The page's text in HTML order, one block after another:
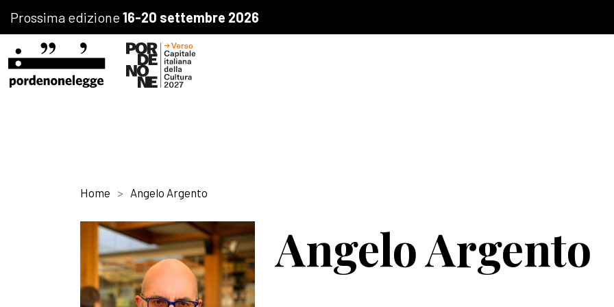
Prossima edizione16-20 settembre 2026
Home Angelo Argento
Angelo Argento